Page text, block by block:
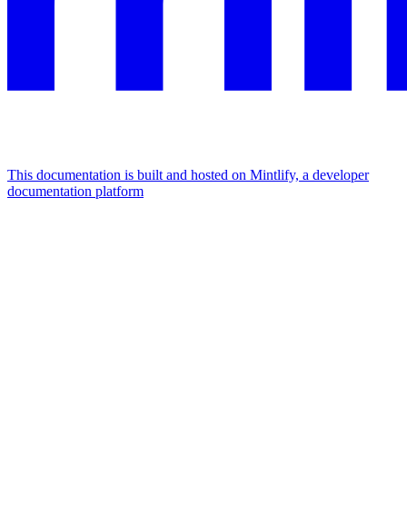
This documentation is built and hosted on Mintlify, a developer
documentation platform